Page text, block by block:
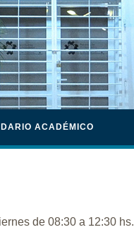
ACADÉMICO
de 08:30 a 12:30 hs.